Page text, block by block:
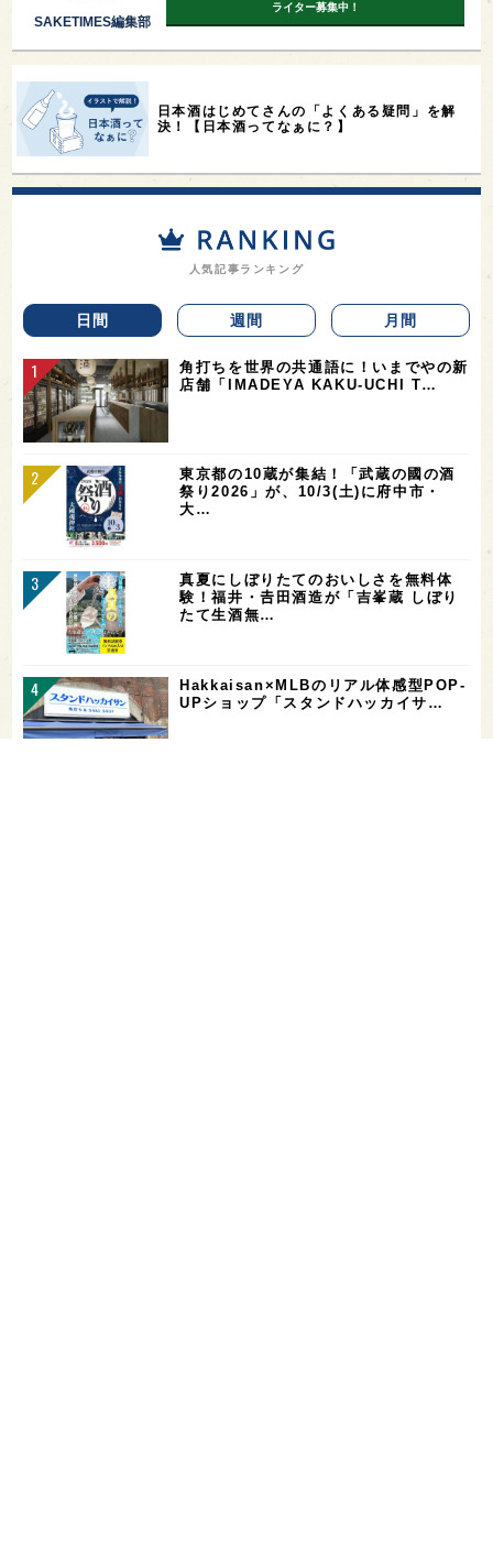
SAKETIMES編集部
ライター募集中！
日本酒はじめてさんの「よくある疑問」を解
決！【日本酒ってなぁに？】
人気記事ランキング
日間 週間 月間
角打ちを世界の共通語に！いまでやの新
店舗「IMADEYA KAKU-UCHI T…
東京都の10蔵が集結！「武蔵の國の酒
祭り2026」が、10/3(土)に府中市・
大…
真夏にしぼりたてのおいしさを無料体
験！福井・𠮷田酒造が「吉峯蔵 しぼり
たて生酒無…
Hakkaisan×MLBのリアル体感型POP-
UPショップ「スタンドハッカイサ…